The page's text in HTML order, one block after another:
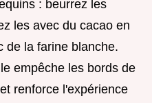
: beurrez les
les avec du cacao en
de la farine blanche.
empêche les bords de
renforce l'expérience